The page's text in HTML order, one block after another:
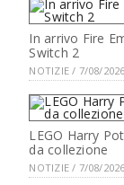
In arrivo Fire
Switch 2
NOTIZIE / 7/08/2026
LEGO Harry
da collezione
NOTIZIE / 7/08/2026